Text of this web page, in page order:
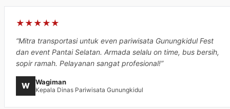
★★★★★
“Mitra transportasi untuk even pariwisata Gunungkidul Fest
dan event Pantai Selatan. Armada selalu on time, bus bersih,
sopir ramah. Pelayanan sangat profesional!”
W Wagiman
Kepala Dinas Pariwisata Gunungkidul